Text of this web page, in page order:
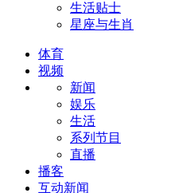
生活贴士
星座与生肖
体育
视频
新闻
娱乐
生活
系列节目
直播
播客
互动新闻